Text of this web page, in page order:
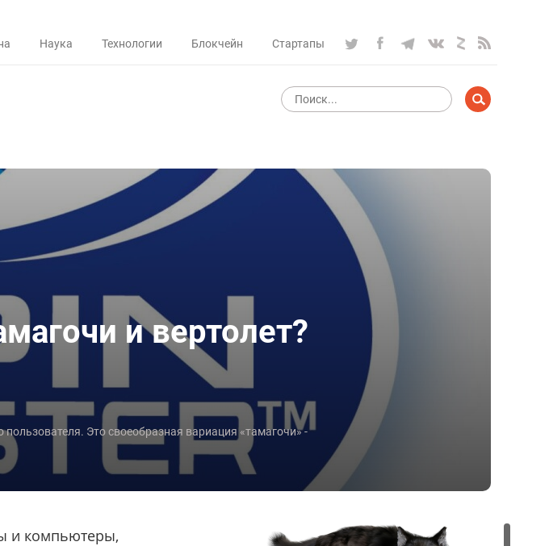
Наука Технологии Блокчейн Стартапы
и вертолет?
пользователя. Это своеобразная вариация «тамагочи» -
и компьютеры,